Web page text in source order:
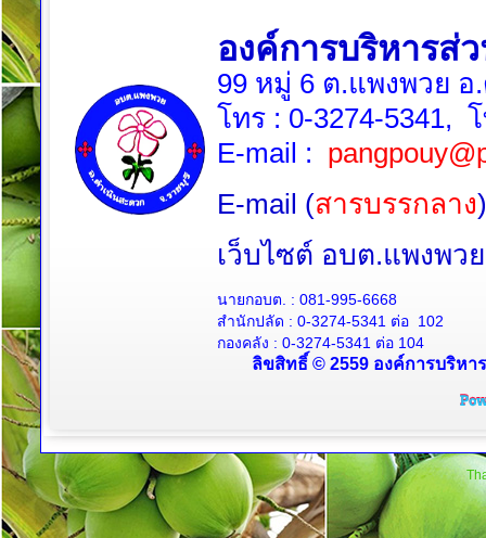
องค์การบริหารส่
99 หมู่ 6 ต.แพงพวย
โทร : 0-3274-5341,
E-mail :
E-mail (สารบรรกลาง
เว็บไซต์ อบต.แพง
นายกอบต. : 081-995-6668
สำนักปลัด : 0-3274-5341 ต่อ 102
กองคลัง : 0-3274-5341 ต่อ 104
ลิขสิทธิ์ © 2559 องค์การบริหา